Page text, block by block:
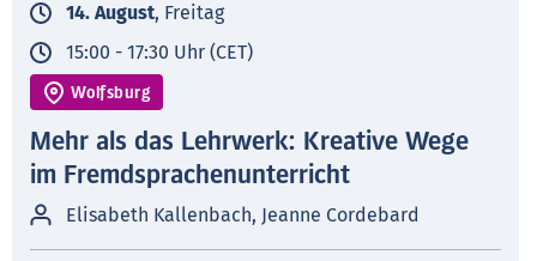
14. August, Freitag
15:00 - 17:30 Uhr (CET)
Wolfsburg
Mehr als das Lehrwerk: Kreative Wege
im Fremdsprachenunterricht
Elisabeth Kallenbach, Jeanne Cordebard